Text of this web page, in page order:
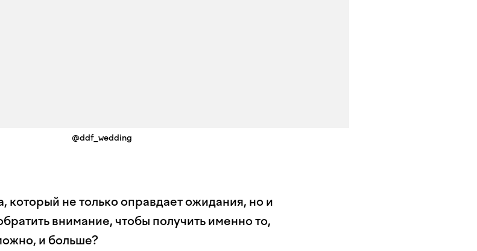
@ddf_wedding
который не только оправдает ожидания, но и
внимание, чтобы получить именно то,
и больше?